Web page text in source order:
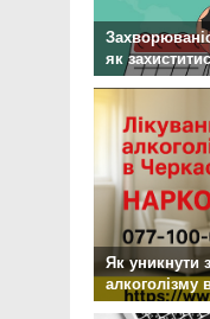
як
Як уникнути